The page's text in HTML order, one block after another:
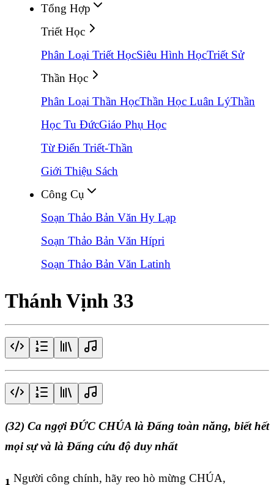
Tổng Hợp
Triết Học
Phân Loại Triết HọcSiêu Hình HọcTriết Sử
Thần Học
Phân Loại Thần HọcThần Học Luân LýThần
Học Tu ĐứcGiáo Phụ Học
Từ Điển Triết-Thần
Giới Thiệu Sách
Công Cụ
Soạn Thảo Bản Văn Hy Lạp
Soạn Thảo Bản Văn Hípri
Soạn Thảo Bản Văn Latinh
Thánh Vịnh 33
(32) Ca ngợi ĐỨC CHÚA là Đấng toàn năng, biết hết
mọi sự và là Đấng cứu độ duy nhất
1 Người công chính, hãy reo hò mừng CHÚA,